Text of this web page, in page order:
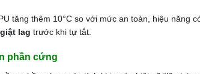
tăng thêm 10°C so với mức an toàn, hiệu năng
lag trước khi tự tắt.
phần cứng